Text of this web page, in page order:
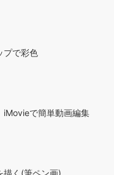
プで彩色
iMovieで簡単動画編集